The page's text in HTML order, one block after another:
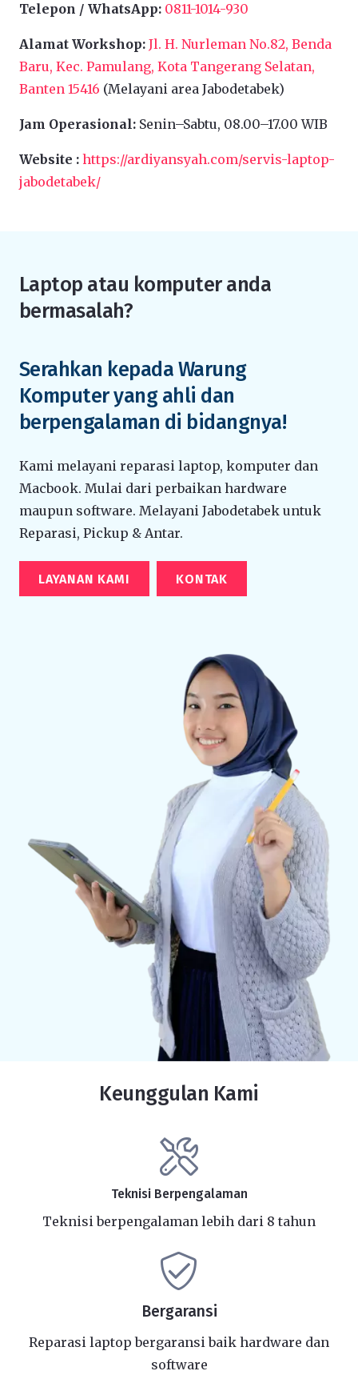
Telepon / WhatsApp: 0811-1014-930
Alamat Workshop: Jl. H. Nurleman No.82, Benda
Baru, Kec. Pamulang, Kota Tangerang Selatan,
Banten 15416 (Melayani area Jabodetabek)
Jam Operasional: Senin–Sabtu, 08.00–17.00 WIB
Website : https://ardiyansyah.com/servis-laptop-
jabodetabek/
Laptop atau komputer anda
bermasalah?
Serahkan kepada Warung
Komputer yang ahli dan
berpengalaman di bidangnya!
Kami melayani reparasi laptop, komputer dan
Macbook. Mulai dari perbaikan hardware
maupun software. Melayani Jabodetabek untuk
Reparasi, Pickup & Antar.
LAYANAN KAMI KONTAK
Keunggulan Kami
Teknisi Berpengalaman
Teknisi berpengalaman lebih dari 8 tahun
Bergaransi
Reparasi laptop bergaransi baik hardware dan
software